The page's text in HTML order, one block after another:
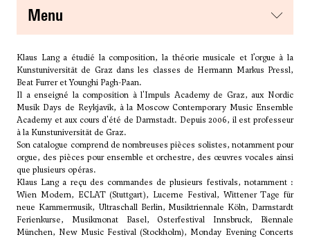
menu
Klaus Lang a étudié la composition, la théorie musicale et l’orgue à la
Kunstuniversität de Graz dans les classes de Hermann Markus Pressl,
Beat Furrer etYounghi Pagh-Paan.
Il a enseigné la composition à l'Impuls Academy de Graz, aux Nordic
Musik Days de Reykjavik, à la Moscow Contemporary Music Ensemble
Academy et aux cours d'été de Darmstadt. Depuis 2006, il est professeur
à la Kunstuniversität de Graz.
Son catalogue comprend de nombreuses pièces solistes, notamment pour
orgue, des pièces pour ensemble et orchestre, des œuvres vocales ainsi
que plusieurs opéras.
Klaus Lang a reçu des commandes de plusieurs festivals, notamment :
Wien Modern, ECLAT (Stuttgart), Lucerne Festival, Wittener Tage für
neue Kammermusik, Ultraschall Berlin, Musiktriennale Köln, Darmstardt
Ferienkurse, Musikmonat Basel, Osterfestival Innsbruck, Biennale
München, New Music Festival (Stockholm), Monday Evening Concerts